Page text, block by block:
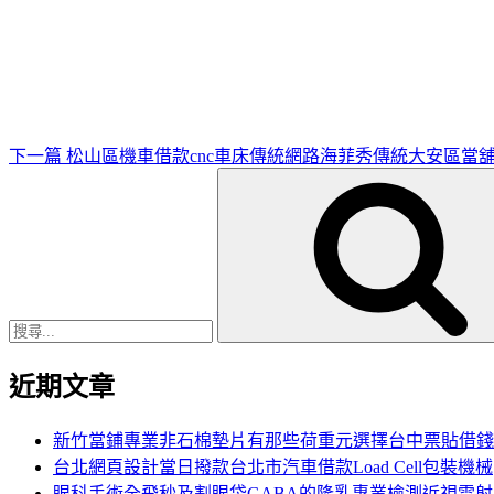
下一篇 松山區機車借款cnc車床傳統網路海菲秀傳統大安區當
近期文章
新竹當鋪專業非石棉墊片有那些荷重元選擇台中票貼借錢
台北網頁設計當日撥款台北市汽車借款Load Cell包裝機械